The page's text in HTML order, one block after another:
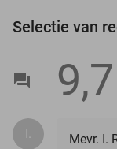
Selectie van
9,7
I.
Mevr. I.